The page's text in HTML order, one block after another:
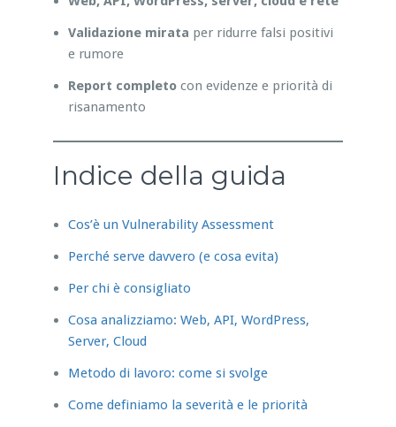
Validazione mirata per ridurre falsi positivi
e rumore
Report completocon evidenze e priorità di
risanamento
Indice della guida
Cos’è un Vulnerability Assessment
Perché serve davvero (e cosa evita)
Per chi è consigliato
Cosa analizziamo: Web, API, WordPress,
Server, Cloud
Metodo di lavoro: come si svolge
Come definiamo la severità e le priorità